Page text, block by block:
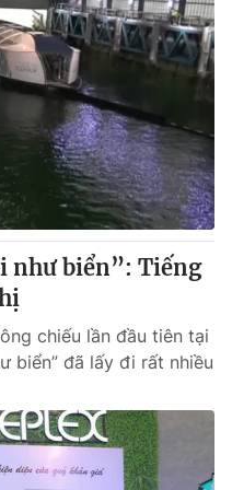
như biển”: Tiếng
chiếu lần đầu tiên tại
biển” đã lấy đi rất nhiều